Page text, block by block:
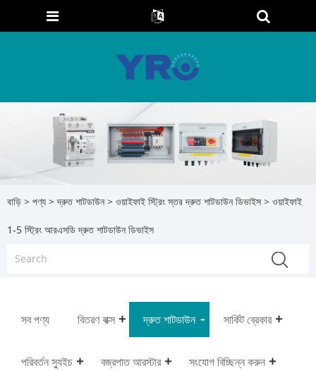
বাড়ি > পণ্য >দ্রুত শাটডাউন> ওয়াইফাই স্ট্রিং স্তর দ্রুত শাটডাউন ডিভাইস > ওয়াইফাই
1-5 স্ট্রিং আরএসডি দ্রুত শাটডাউন ডিভাইস
সব পণ্য বিতরণ বাক্স দ্রুত শাটডাউন সার্কিট ব্রেকার
পরিবর্তন স্যুইচ বজ্রপাত আরস্টার সংযোগ বিচ্ছিন্ন করুন